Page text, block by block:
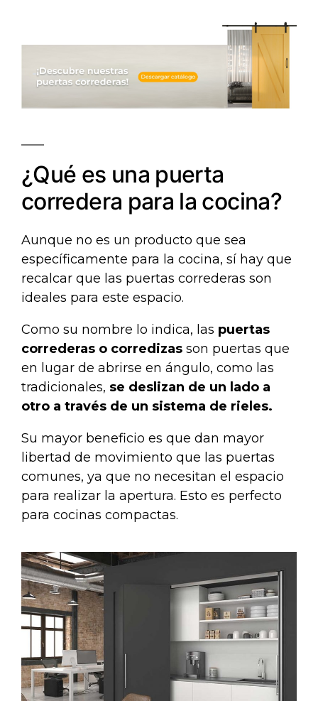
¿Qué es una puerta
corredera para la cocina?
Aunque no es un producto que sea
específicamente para la cocina, sí hay que
recalcar que las puertas correderas son
ideales para este espacio.
Como su nombre lo indica, las puertas
correderas o corredizas son puertas que
en lugar de abrirse en ángulo, como las
tradicionales, se deslizan de un lado a
otro a través de un sistema de rieles.
Su mayor beneficio es que dan mayor
libertad de movimiento que las puertas
comunes, ya que no necesitan el espacio
para realizar la apertura. Esto es perfecto
para cocinas compactas.